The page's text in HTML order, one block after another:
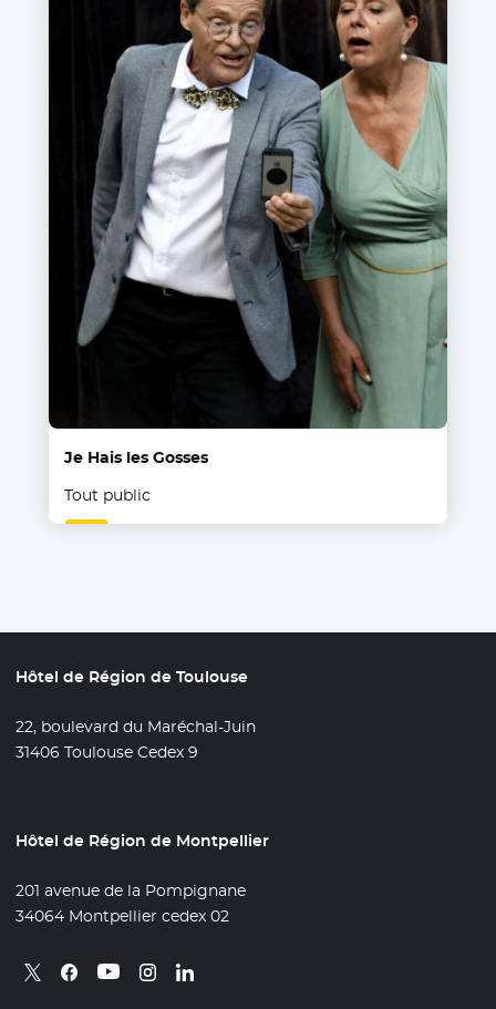
Je Hais les Gosses
Tout public
Hôtel de Région de Toulouse
22, boulevard du Maréchal-Juin
31406 Toulouse Cedex 9
Hôtel de Région de Montpellier
201 avenue de la Pompignane
34064 Montpellier cedex 02
Retrouvez nous sur X
- Nouvelle fenêtre
Retrouvez nous sur Facebook
- Nouvelle fenêtre
Retrouvez nous sur Youtube
- Nouvelle fenêtre
Retrouvez nous sur Instagram
- Nouvelle fenêtre
Retrouvez nous sur Linkedin
- Nouvelle fenêtre